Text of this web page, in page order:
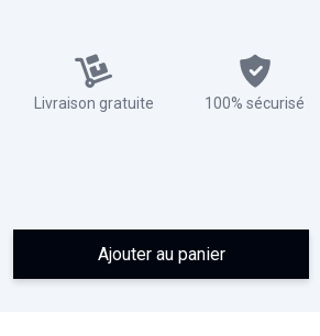
Livraison gratuite 100% sécurisé
Ajouter au panier